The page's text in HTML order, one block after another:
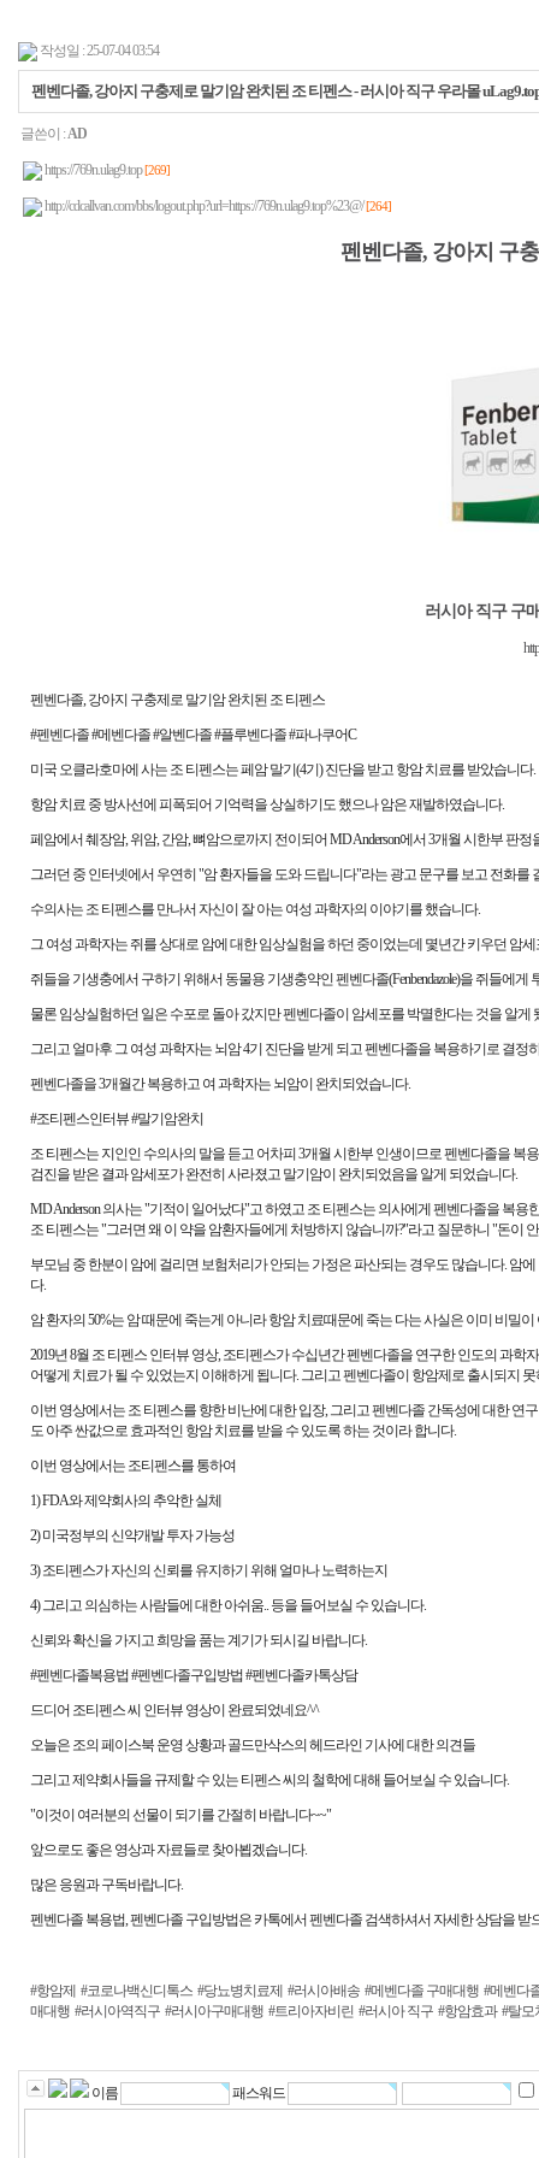
작성일 : 25-07-04 03:54
펜벤다졸, 강아지 구충제로 말기암 완치된 조 티펜스 - 러시아 직구 우라몰
글쓴이 :AD
https://769n.ulag9.top[269]
http://cdcallvan.com/bbs/logout.php?url=https://769n.ulag9.top%23@/[264]
펜벤다졸, 강아지 구
러시아 직구 구
펜벤다졸, 강아지 구충제로 말기암 완치된 조 티펜스
#펜벤다졸 #메벤다졸 #알벤다졸 #플루벤다졸 #파나쿠어C
미국 오클라호마에 사는 조 티펜스는 페암 말기(4기) 진단을 받고 항암 치료를 받았습니다.
항암 치료 중 방사선에 피폭되어 기억력을 상실하기도 했으나 암은 재발하였습니다.
페암에서 췌장암, 위암, 간암, 뼈암으로까지 전이되어 MD Anderson에서 3개월 시한부 판정
그러던 중 인터넷에서 우연히 "암 환자들을 도와 드립니다"라는 광고 문구를 보고 전화를
수의사는 조 티펜스를 만나서 자신이 잘 아는 여성 과학자의 이야기를 했습니다.
그 여성 과학자는 쥐를 상대로 암에 대한 임상실험을 하던 중이었는데 몇년간 키우던 암
쥐들을 기생충에서 구하기 위해서 동물용 기생충약인 펜벤다졸(Fenbendazole)을 쥐들에
물론 임상실험하던 일은 수포로 돌아 갔지만 펜벤다졸이 암세포를 박멸한다는 것을 알게
그리고 얼마후 그 여성 과학자는 뇌암 4기 진단을 받게 되고 펜벤다졸을 복용하기로 결정
펜벤다졸을 3개월간 복용하고 여 과학자는 뇌암이 완치되었습니다.
#조티펜스인터뷰 #말기암완치
조 티펜스는 지인인 수의사의 말을 듣고 어차피 3개월 시한부 인생이므로 펜벤다졸을 복
검진을 받은 결과 암세포가 완전히 사라졌고 말기암이 완치되었음을 알게 되었습니다.
MD Anderson 의사는 "기적이 일어났다"고 하였고 조 티펜스는 의사에게 펜벤다졸을 복
조 티펜스는 "그러면 왜 이 약을 암환자들에게 처방하지 않습니까?"라고 질문하니 "돈이
부모님 중 한분이 암에 걸리면 보험처리가 안되는 가정은 파산되는 경우도 많습니다. 암
다.
암 환자의 50%는 암 때문에 죽는게 아니라 항암 치료때문에 죽는 다는 사실은 이미 비밀이
2019년 8월 조 티펜스 인터뷰 영상, 조티펜스가 수십년간 펜벤다졸을 연구한 인도의 과
어떻게 치료가 될 수 있었는지 이해하게 됩니다. 그리고 펜벤다졸이 항암제로 출시되지
이번 영상에서는 조 티펜스를 향한 비난에 대한 입장, 그리고 펜벤다졸 간독성에 대한
도 아주 싼값으로 효과적인 항암 치료를 받을 수 있도록 하는 것이라 합니다.
이번 영상에서는 조티펜스를 통하여
1) FDA와 제약회사의 추악한 실체
2) 미국정부의 신약개발 투자 가능성
3) 조티펜스가 자신의 신뢰를 유지하기 위해 얼마나 노력하는지
4) 그리고 의심하는 사람들에 대한 아쉬움.. 등을 들어보실 수 있습니다.
신뢰와 확신을 가지고 희망을 품는 계기가 되시길 바랍니다.
#펜벤다졸복용법 #펜벤다졸구입방법 #펜벤다졸카톡상담
드디어 조티펜스 씨 인터뷰 영상이 완료되었네요^^
오늘은 조의 페이스북 운영 상황과 골드만삭스의 헤드라인 기사에 대한 의견들
그리고 제약회사들을 규제할 수 있는 티펜스 씨의 철학에 대해 들어보실 수 있습니다.
"이것이 여러분의 선물이 되기를 간절히 바랍니다~~"
앞으로도 좋은 영상과 자료들로 찾아뵙겠습니다.
많은 응원과 구독바랍니다.
펜벤다졸 복용법, 펜벤다졸 구입방법은 카톡에서 펜벤다졸 검색하셔서 자세한 상담을 받
#항암제 #코로나백신디톡스 #당뇨병치료제 #러시아배송 #메벤다졸 구매대행 #메벤다
매대행 #러시아역직구 #러시아구매대행 #트리아자비린 #러시아 직구 #항암효과 #탈모
이름 패스워드